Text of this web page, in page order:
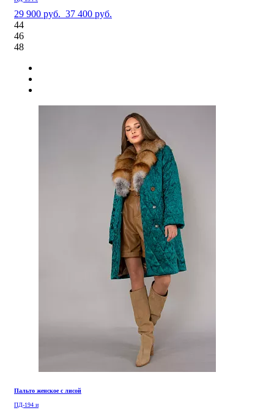
29 900 руб. 37 400 руб.
44
46
48
Пальто женское с лисой
ПД-194 и